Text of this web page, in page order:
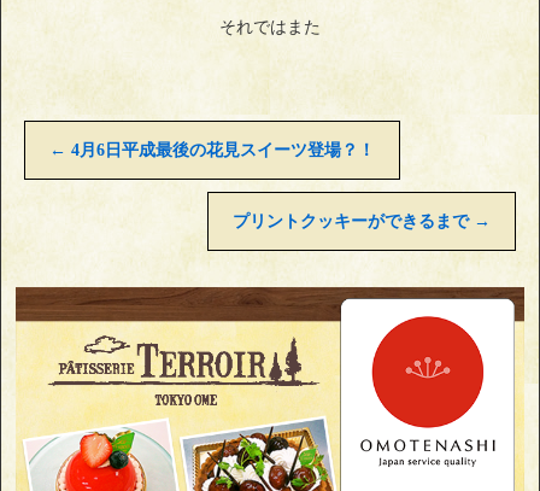
それではまた
← 4月6日平成最後の花見スイーツ登場？！
プリントクッキーができるまで →